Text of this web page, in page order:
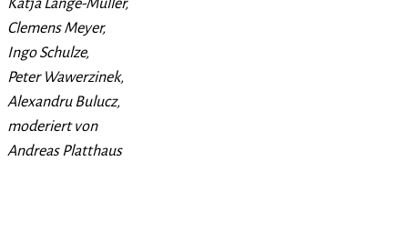
Katja Lange-Müller,
Clemens Meyer,
Ingo Schulze,
Peter Wawerzinek,
Alexandru Bulucz,
moderiert von
Andreas Platthaus